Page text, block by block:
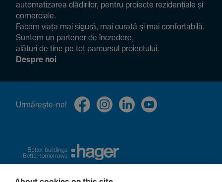
auto­ma­ti­zarea clădi­rilor, pentru proiecte rezi­den­țiale și
comer­ciale.
Facem viața mai sigură, mai curată și mai confor­ta­bilă.
Suntem un partener de încre­dere,
alături de tine pe tot parcursul proiec­tului.
Despre noi
Urmă­rește-ne!